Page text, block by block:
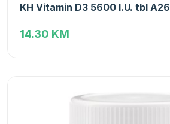
KH Vitamin D3 5600 I.U. tbl A26
14.30 KM